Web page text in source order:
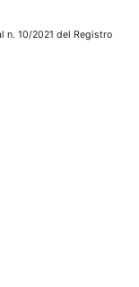
n. 10/2021 del Registro